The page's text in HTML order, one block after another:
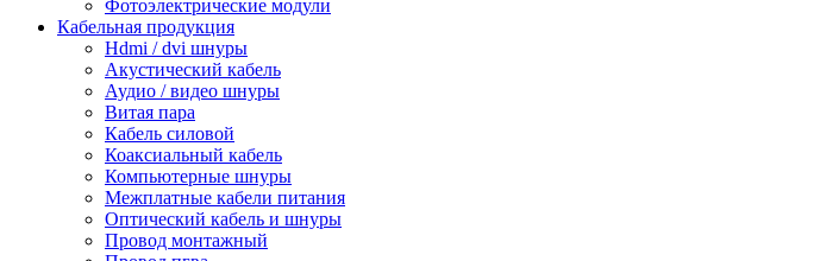
Фотоэлектрические модули
Кабельная продукция
Hdmi / dvi шнуры
Акустический кабель
Аудио / видео шнуры
Витая пара
Кабель силовой
Коаксиальный кабель
Компьютерные шнуры
Межплатные кабели питания
Оптический кабель и шнуры
Провод монтажный